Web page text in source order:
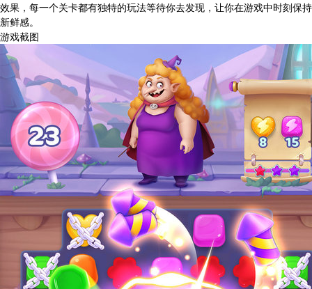
效果，每一个关卡都有独特的玩法等待你去发现，让你在游戏中时刻保持
新鲜感。
游戏截图